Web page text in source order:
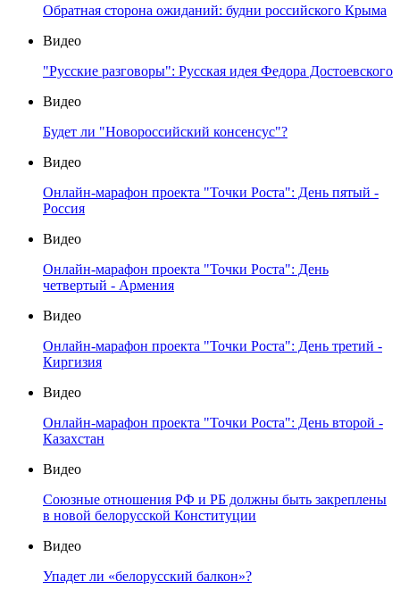
Обратная сторона ожиданий: будни российского Крыма
Видео
"Русские разговоры": Русская идея Федора Достоевского
Видео
Будет ли "Новороссийский консенсус"?
Видео
Онлайн-марафон проекта "Точки Роста": День пятый -
Россия
Видео
Онлайн-марафон проекта "Точки Роста": День
четвертый - Армения
Видео
Онлайн-марафон проекта "Точки Роста": День третий -
Киргизия
Видео
Онлайн-марафон проекта "Точки Роста": День второй -
Казахстан
Видео
Союзные отношения РФ и РБ должны быть закреплены
в новой белорусской Конституции
Видео
Упадет ли «белорусский балкон»?